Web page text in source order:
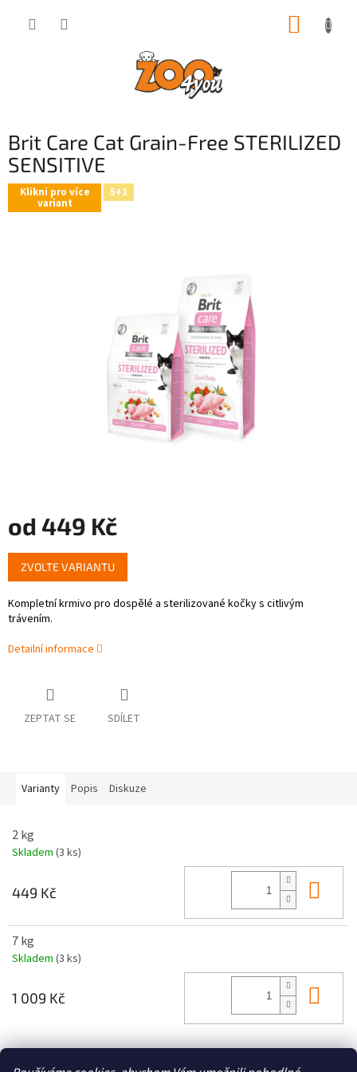
Brit Care Cat Grain-Free STERILIZED
SENSITIVE
Klikni pro více
variant
5+1
od 449 Kč
Měrná
cena:
ZVOLTE VARIANTU
Kompletní krmivo pro dospělé a sterilizované kočky s citlivým
trávením.
Detailní informace
ZEPTAT SE SDÍLET
Varianty Popis Diskuze
2 kg
Skladem (3 ks)
449 Kč
7 kg
Skladem (3 ks)
1 009 Kč